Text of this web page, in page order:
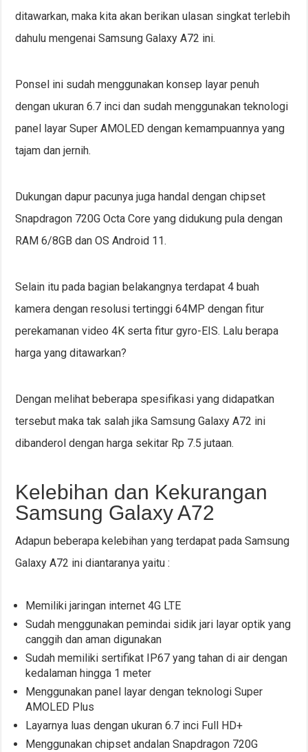
ditawarkan, maka kita akan berikan ulasan singkat terlebih
dahulu mengenai Samsung Galaxy A72 ini.
Ponsel ini sudah menggunakan konsep layar penuh
dengan ukuran 6.7 inci dan sudah menggunakan teknologi
panel layar Super AMOLED dengan kemampuannya yang
tajam dan jernih.
Dukungan dapur pacunya juga handal dengan chipset
Snapdragon 720G Octa Core yang didukung pula dengan
RAM 6/8GB dan OS Android 11.
Selain itu pada bagian belakangnya terdapat 4 buah
kamera dengan resolusi tertinggi 64MP dengan fitur
perekamanan video 4K serta fitur gyro-EIS. Lalu berapa
harga yang ditawarkan?
Dengan melihat beberapa spesifikasi yang didapatkan
tersebut maka tak salah jika Samsung Galaxy A72 ini
dibanderol dengan harga sekitar Rp 7.5 jutaan.
Kelebihan dan Kekurangan
Samsung Galaxy A72
Adapun beberapa kelebihan yang terdapat pada Samsung
Galaxy A72 ini diantaranya yaitu :
Memiliki jaringan internet 4G LTE
Sudah menggunakan pemindai sidik jari layar optik yang
canggih dan aman digunakan
Sudah memiliki sertifikat IP67 yang tahan di air dengan
kedalaman hingga 1 meter
Menggunakan panel layar dengan teknologi Super
AMOLED Plus
Layarnya luas dengan ukuran 6.7 inci Full HD+
Menggunakan chipset andalan Snapdragon 720G